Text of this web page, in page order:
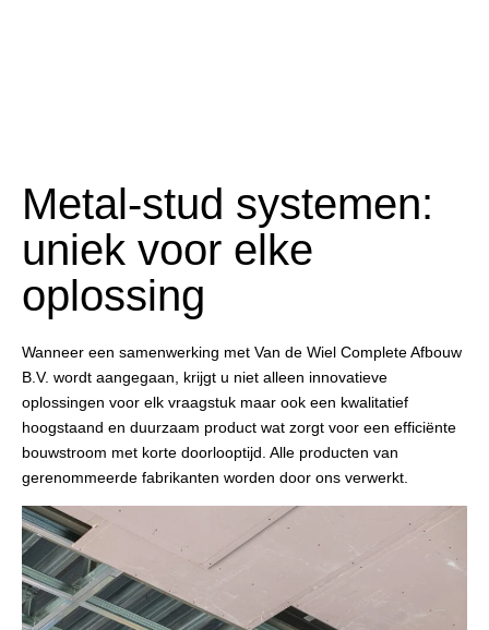
Metal-stud systemen:
uniek voor elke
oplossing
Wanneer een samenwerking met Van de Wiel Complete Afbouw
B.V. wordt aangegaan, krijgt u niet alleen innovatieve
oplossingen voor elk vraagstuk maar ook een kwalitatief
hoogstaand en duurzaam product wat zorgt voor een efficiënte
bouwstroom met korte doorlooptijd. Alle producten van
gerenommeerde fabrikanten worden door ons verwerkt.